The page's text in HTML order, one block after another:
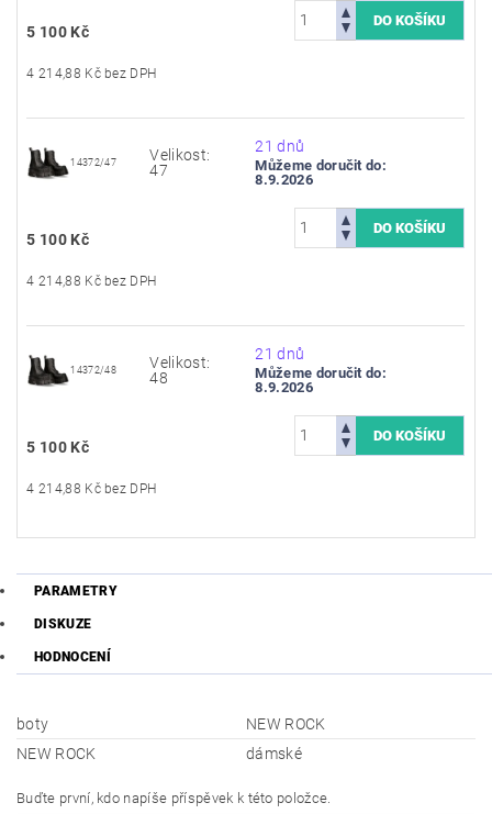
5 100 Kč
4 214,88 Kč bez DPH
14372/47
Velikost:
47
21 dnů
Můžeme doručit do:
8.9.2026
5 100 Kč
4 214,88 Kč bez DPH
14372/48
Velikost:
48
21 dnů
Můžeme doručit do:
8.9.2026
5 100 Kč
4 214,88 Kč bez DPH
PARAMETRY
DISKUZE
HODNOCENÍ
boty
NEW ROCK
NEW ROCK
dámské
Buďte první, kdo napíše příspěvek k této položce.